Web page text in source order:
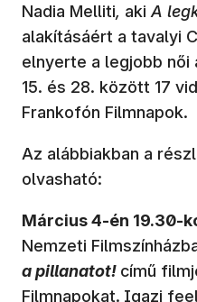
Nadia Melliti, aki A
alakításáért a tavalyi
elnyerte a legjobb női
15. és 28. között 17
Frankofón Filmnapok.
Az alábbiakban a
olvasható:
Március 4-én 19.30-
Nemzeti
a pillanatot! című
Filmnapokat. Igazi